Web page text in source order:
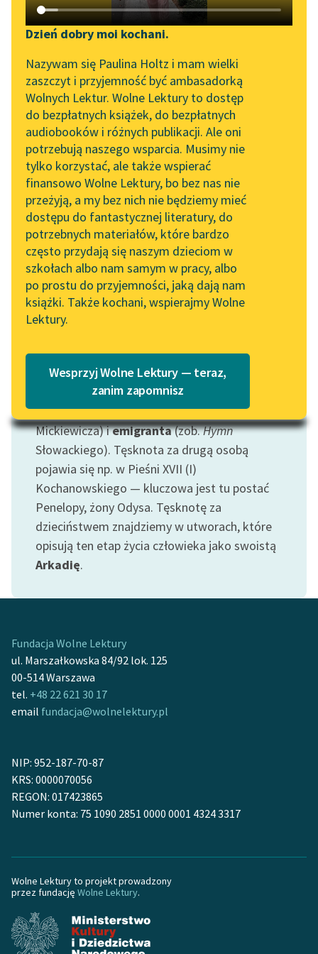
Katalog DAISY
Podkasty o książkach
Zgłoś brak utworu
Aktualności
„Prokurator Alicja Horn”
do słuchania
Byliśmy częścią AI Impact
Lab
Zapraszamy na spotkanie
online z tłumaczkami
literatury skandynawskiej
Spotkanie z Katarzyną
Tunkiel w Oslo
102. lata temu zmarł
Joseph Conrad
Lektury szkolne i klasyka
literatury do słuchania dla
uczennic i uczniów z
niepełnosprawnościami
E-kolekcja lektur
szkolnych i literatury do
słuchania dla uczennic i
uczniów z
Feministyczne inspiracje.
skandynawskiej literatury
Ręce pełne poezji
Kolekcje edukacyjne
twórców przechodzących
do domeny publicznej,
Odkurzamy bohaterów
Szkoła Poezji Wolnych
Lektur
Narzędzia
Mapa Wolnych Lektur
Leśmianator
Przewodnik dla piszących i
czytających
API
OAI-PMH
Widget Wolnych Lektur
Przypisy
Katalog w formacie PDF
Kontakt
Zespół
Dzień dobry moi kochani.
Nazywam się Paulina Holtz i mam wielki
zaszczyt i przyjemność być ambasadorką
Wolnych Lektur. Wolne Lektury to dostęp
do bezpłatnych książek, do bezpłatnych
audiobooków i różnych publikacji. Ale oni
potrzebują naszego wsparcia. Musimy nie
tylko korzystać, ale także wspierać
finansowo Wolne Lektury, bo bez nas nie
przeżyją, a my bez nich nie będziemy mieć
dostępu do fantastycznej literatury, do
potrzebnych materiałów, które bardzo
często przydają się naszym dzieciom w
szkołach albo nam samym w pracy, albo
po prostu do przyjemności, jaką dają nam
książki. Także kochani, wspierajmy Wolne
Lektury.
Wesprzyj Wolne Lektury — teraz,
zanim zapomnisz
Juliusz Słowacki
Odkąd zniknęła jak sen
jaki złoty,
Usycham z żalu,
omdlewam z tęsknoty.
I nie wiem...
Czytaj więcej
Motyw: Tęsknota
wyjątkowy stan ducha. Tęsknimy za drugą
osobą, własnymdzieciństwem, czy krajem.
Tęsknota zaojczyznąłączy się z motywem
pielgrzyma(zob.Pielgrzym,Sonety krymskie
Mickiewicza) iemigranta(zob.Hymn
Słowackiego). Tęsknota za drugą osobą
pojawia się np. w Pieśni XVII (I)
Kochanowskiego — kluczowa jest tu postać
Penelopy, żony Odysa. Tęsknotę za
dzieciństwem znajdziemy w utworach, które
opisują ten etap życia człowieka jako swoistą
Arkadię.
Fundacja Wolne Lektury
ul. Marszałkowska 84/92 lok. 125
00-514 Warszawa
tel. +48 22 621 30 17
email fundacja@wolnelektury.pl
NIP: 952-187-70-87
KRS: 0000070056
REGON: 017423865
Numer konta: 75 1090 2851 0000 0001 4324 3317
Wolne Lektury to projekt prowadzony
przez fundację Wolne Lektury.